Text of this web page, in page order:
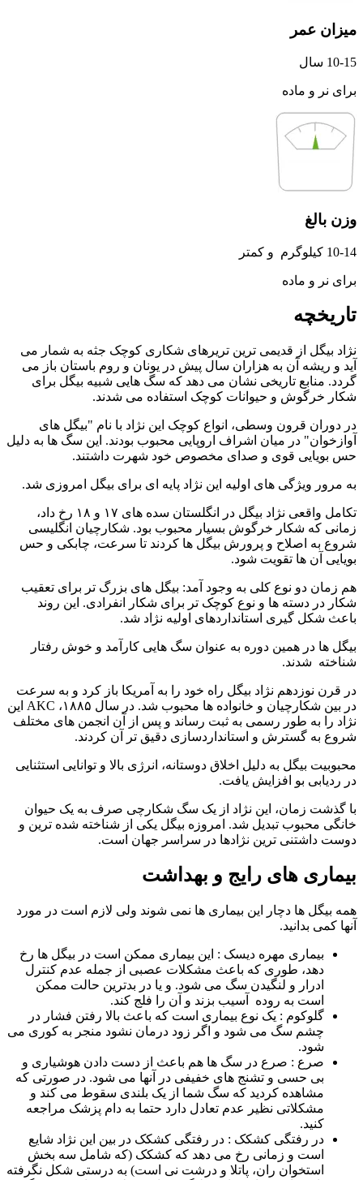
میزان عمر
10-15 سال
برای نر و ماده
وزن بالغ
10-14 کیلوگرم و کمتر
برای نر و ماده
تاریخچه
نژاد بیگل از قدیمی‌ ترین تریرهای شکاری کوچک‌ جثه به شمار می‌
آید و ریشه آن به هزاران سال پیش در یونان و روم باستان باز می‌
گردد. منابع تاریخی نشان می‌ دهد که سگ‌ هایی شبیه بیگل برای
شکار خرگوش و حیوانات کوچک استفاده می‌ شدند.
در دوران قرون وسطی، انواع کوچک این نژاد با نام "بیگل‌ های
آوازخوان" در میان اشراف اروپایی محبوب بودند. این سگ‌ ها به دلیل
حس بویایی قوی و صدای مخصوص خود شهرت داشتند.
به‌ مرور ویژگی‌ های اولیه این نژاد پایه‌ ای برای بیگل امروزی شد.
تکامل واقعی نژاد بیگل در انگلستان سده‌ های ۱۷ و ۱۸ رخ داد،
زمانی که شکار خرگوش بسیار محبوب بود. شکارچیان انگلیسی
شروع به اصلاح و پرورش بیگل‌ ها کردند تا سرعت، چابکی و حس
بویایی آن‌ ها تقویت شود.
هم‌ زمان دو نوع کلی به وجود آمد: بیگل‌ های بزرگ‌ تر برای تعقیب
شکار در دسته‌ ها و نوع کوچک‌ تر برای شکار انفرادی. این روند
باعث شکل‌ گیری استانداردهای اولیه نژاد شد.
بیگل‌ ها در همین دوره به‌ عنوان سگ‌ هایی کارآمد و خوش‌ رفتار
شناخته شدند.
در قرن نوزدهم نژاد بیگل راه خود را به آمریکا باز کرد و به‌ سرعت
در بین شکارچیان و خانواده‌ ها محبوب شد. در سال ۱۸۸۵، AKC این
نژاد را به‌ طور رسمی به ثبت رساند و پس از آن انجمن‌ های مختلف
شروع به گسترش و استانداردسازی دقیق‌ تر آن کردند.
محبوبیت بیگل به دلیل اخلاق دوستانه، انرژی بالا و توانایی استثنایی
در ردیابی بو افزایش یافت.
با گذشت زمان، این نژاد از یک سگ شکارچی صرف به یک حیوان
خانگی محبوب تبدیل شد. امروزه بیگل یکی از شناخته‌ شده‌ ترین و
دوست‌ داشتنی‌ ترین نژادها در سراسر جهان است.
بیماری های رایج و بهداشت
همه بیگل ها دچار این بیماری ها نمی شوند ولی لازم است در مورد
آنها کمی بدانید.
بیماری مهره دیسک : این بیماری ممکن است در بیگل ها رخ
دهد، طوری که باعث مشکلات عصبی از جمله عدم کنترل
ادرار و لنگیدن سگ می شود. و یا در بدترین حالت ممکن
است به روده آسیب بزند و آن را فلج کند.
گلوکوم : یک نوع بیماری است که باعث بالا رفتن فشار در
چشم سگ می شود و اگر زود درمان نشود منجر به کوری می
شود.
صرع : صرع در سگ ها هم باعث از دست دادن هوشیاری و
بی حسی و تشنج های خفیفی در آنها می شود. در صورتی که
مشاهده کردید که سگ شما از یک بلندی سقوط می کند و
مشکلاتی نظیر عدم تعادل دارد حتما به دام پزشک مراجعه
کنید.
در رفتگی کشکک : در رفتگی کشکک در بین این نژاد شایع
است و زمانی رخ می دهد که کشکک (که شامل سه بخش
استخوان ران، پاتلا و درشت نی است) به درستی شکل نگرفته